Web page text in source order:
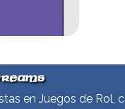
en Juegos de Rol,